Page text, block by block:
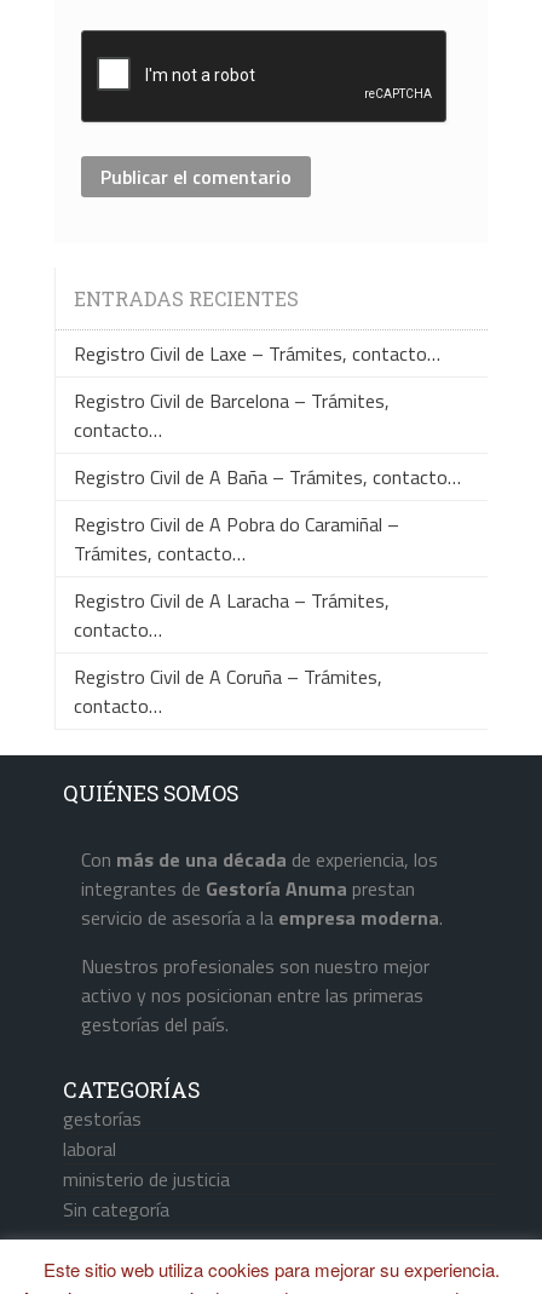
ENTRADAS RECIENTES
Registro Civil de Laxe – Trámites, contacto…
Registro Civil de Barcelona – Trámites,
contacto…
Registro Civil de A Baña – Trámites, contacto…
Registro Civil de A Pobra do Caramiñal –
Trámites, contacto…
Registro Civil de A Laracha – Trámites,
contacto…
Registro Civil de A Coruña – Trámites,
contacto…
QUIÉNES SOMOS
Con más de una década de experiencia, los
integrantes de Gestoría Anuma prestan
servicio de asesoría a la empresa moderna.
Nuestros profesionales son nuestro mejor
activo y nos posicionan entre las primeras
gestorías del país.
CATEGORÍAS
gestorías
laboral
ministerio de justicia
Sin categoría
Este sitio web utiliza cookies para mejorar su experiencia.